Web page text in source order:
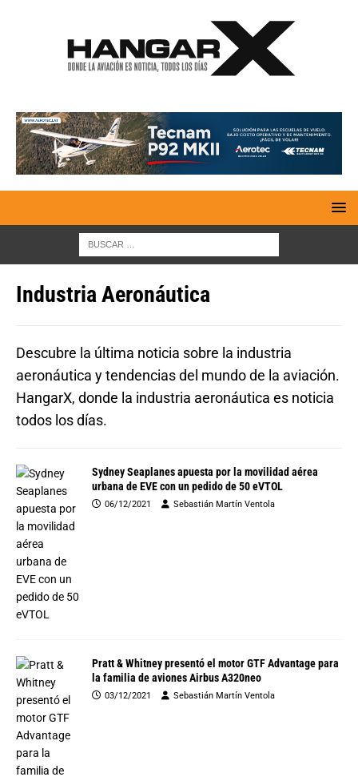
Industria Aeronáutica
Descubre la última noticia sobre la industria
aeronáutica y tendencias del mundo de la aviación.
HangarX, donde la industria aeronáutica es noticia
todos los días.
Sydney Seaplanes apuesta por la movilidad aérea
urbana de EVE con un pedido de 50 eVTOL
06/12/2021 Sebastián Martín Ventola
Pratt & Whitney presentó el motor GTF Advantage para
la familia de aviones Airbus A320neo
03/12/2021 Sebastián Martín Ventola